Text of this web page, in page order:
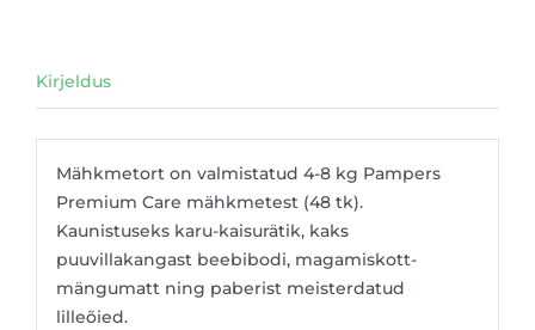
Kirjeldus
Mähkmetort on valmistatud 4-8 kg Pampers
Premium Care mähkmetest (48 tk).
Kaunistuseks karu-kaisurätik, kaks
puuvillakangast beebibodi, magamiskott-
mängumatt ning paberist meisterdatud
lilleõied.